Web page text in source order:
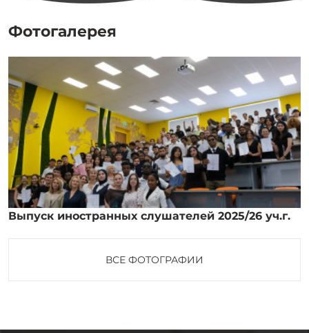
Фотогалерея
Выпуск иностранных слушателей 2025/26 уч.г.
ВСЕ ФОТОГРАФИИ